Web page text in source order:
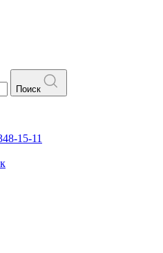
Поиск
15-11